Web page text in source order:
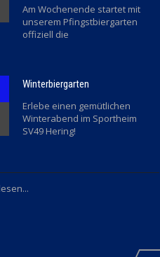
Am Wochenende startet mit
unserem Pfingstbiergarten
offiziell die
Winterbiergarten
Erlebe einen gemütlichen
Winterabend im Sportheim
SV49 Hering!